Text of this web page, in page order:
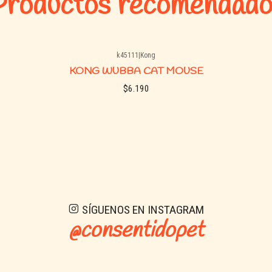
k45111 |Kong
KONG WUBBA CAT MOUSE
$6.190
SÍGUENOS EN INSTAGRAM
@consentidopet